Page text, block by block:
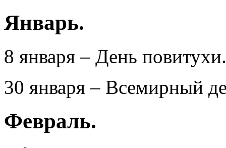
Январь.
8 января – День повитухи.
30 января – Всемирный
Февраль.